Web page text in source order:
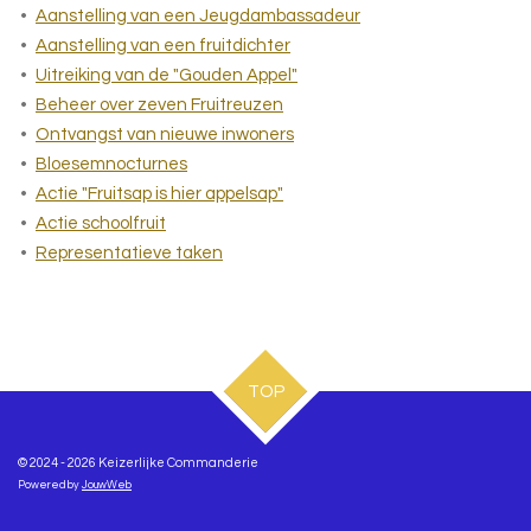
Aanstelling van een Jeugdambassadeur
Aanstelling van een fruitdichter
Uitreiking van de "Gouden Appel"
Beheer over zeven Fruitreuzen
Ontvangst van nieuwe inwoners
Bloesemnocturnes
Actie "Fruitsap is hier appelsap"
Actie schoolfruit
Representatieve taken
TOP
© 2024 - 2026 Keizerlijke Commanderie
Powered by JouwWeb